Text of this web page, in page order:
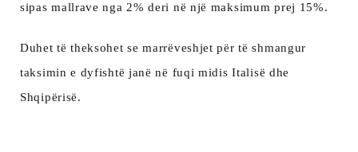
sipas mallrave nga 2% deri në një maksimum prej 15%.
Duhet të theksohet se marrëveshjet për të shmangur
taksimin e dyfishtë janë në fuqi midis Italisë dhe
Shqipërisë.